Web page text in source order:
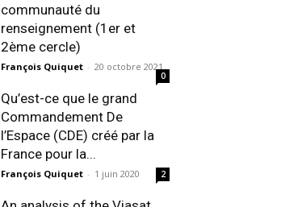
communauté du
renseignement (1er et
2ème cercle)
François Quiquet - 20 octobre 2021
0
Qu’est-ce que le grand
Commandement De
l’Espace (CDE) créé par la
France pour la...
François Quiquet - 1 juin 2020 2